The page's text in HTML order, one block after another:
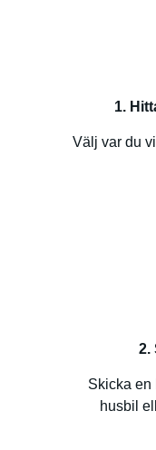
1.
Välj var du
2.
Skicka en
husbil